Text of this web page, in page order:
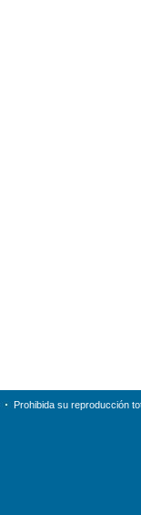
Prohibida su reproducción